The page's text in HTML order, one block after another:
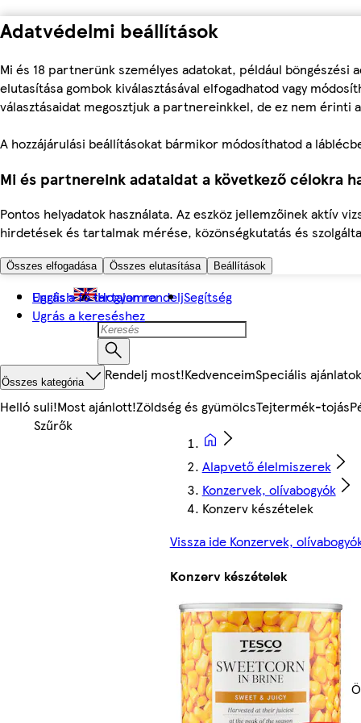
Adatvédelmi beállítások
Mi és 18 partnerünk személyes adatokat, például böngészési
elutasítása gombok kiválasztásával elfogadhatod vagy
választásaidat megosztjuk a partnereinkkel, de ez nem érinti
A hozzájárulási beállításokat bármikor módosíthatod a
Mi és partnereink adataidat a következő célokra
Pontos helyadatok használata. Az eszköz jellemzőinek aktív
hirdetések és tartalmak mérése, közönségkutatás és
Összes elfogadása Összes elutasítása Beállítások
Ugrás a fő tartalomra
Ugrás a kereséshez
English Hogyan rendeljSegítség
Összes kategória Rendelj most!KedvenceimSpeciális ajánlatok
Helló suli!Most ajánlott!Zöldség és gyümölcsTejtermék-tojás
Alapvető élelmiszerek
Konzervek, olívabogyók
Konzerv készételek
Vissza ide Konzervek,
Konzerv készételek